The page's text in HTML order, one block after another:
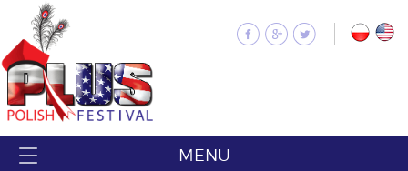
MENU